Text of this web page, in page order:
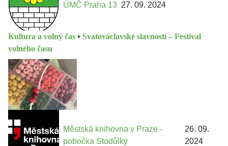
ÚMČ Praha 13 27. 09. 2024
Kultura a volný čas • Svatováclavské slavnosti – Festival
volného času
Městská knihovna v Praze -
pobočka Stodůlky
26. 09.
2024